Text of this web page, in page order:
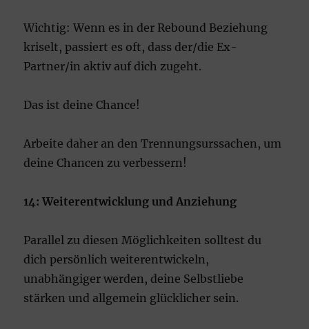
Wichtig: Wenn es in der Rebound Beziehung
kriselt, passiert es oft, dass der/die Ex-
Partner/in aktiv auf dich zugeht.
Das ist deine Chance!
Arbeite daher an den Trennungsurssachen, um
deine Chancen zu verbessern!
14: Weiterentwicklung und Anziehung
Parallel zu diesen Möglichkeiten solltest du
dich persönlich weiterentwickeln,
unabhängiger werden, deine Selbstliebe
stärken und allgemein glücklicher sein.